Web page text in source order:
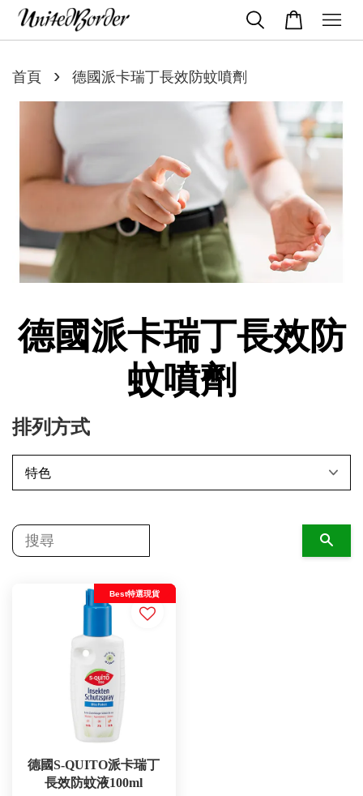
首頁 › 德國派卡瑞丁長效防蚊噴劑
德國派卡瑞丁長效防
蚊噴劑
排列方式
Best特選現貨
德國S-QUITO派卡瑞丁
長效防蚊液100ml